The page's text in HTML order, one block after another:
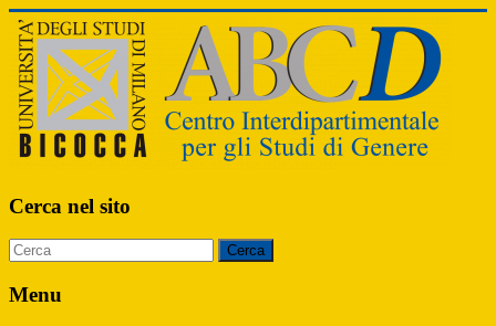
ABCD
Centro
Interdipartimentale
per
gli
Cerca nel sito
Menu